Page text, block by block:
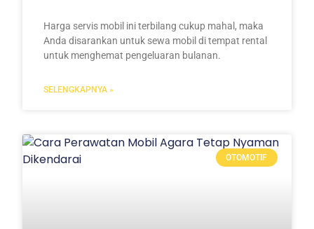
Harga servis mobil ini terbilang cukup mahal, maka
Anda disarankan untuk sewa mobil di tempat rental
untuk menghemat pengeluaran bulanan.
SELENGKAPNYA »
OTOMOTIF